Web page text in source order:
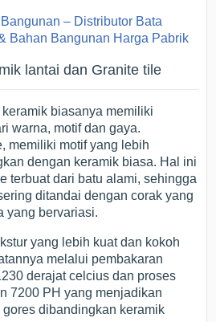
– Distributor Bata
Bahan Bangunan Harga Pabrik
lantai dan Granite tile
biasanya memiliki
warna, motif dan gaya.
memiliki motif yang lebih
dengan keramik biasa. Hal ini
terbuat dari batu alami, sehingga
ditandai dengan corak yang
yang bervariasi.
yang lebih kuat dan kokoh
melalui pembakaran
derajat celcius dan proses
7200 PH yang menjadikan
dibandingkan keramik